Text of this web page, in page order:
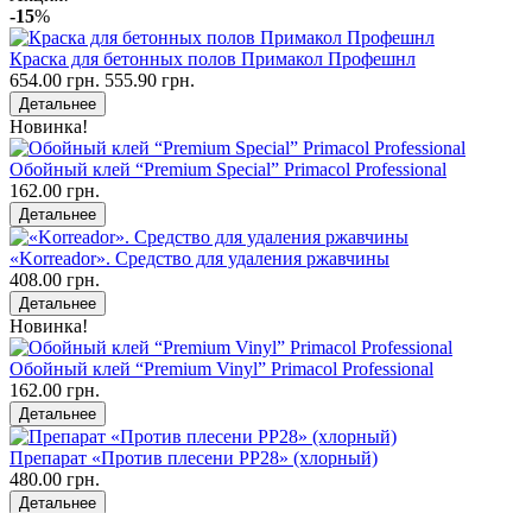
-15%
Краска для бетонных полов Примакол Профешнл
654.00 грн. 555.90 грн.
Детальнее
Новинка!
Обойный клей “Premium Special” Primacol Professional
162.00 грн.
Детальнее
«Korreador». Средство для удаления ржавчины
408.00 грн.
Детальнее
Новинка!
Обойный клей “Premium Vinyl” Primacol Professional
162.00 грн.
Детальнее
Препарат «Против плесени PP28» (хлорный)
480.00 грн.
Детальнее